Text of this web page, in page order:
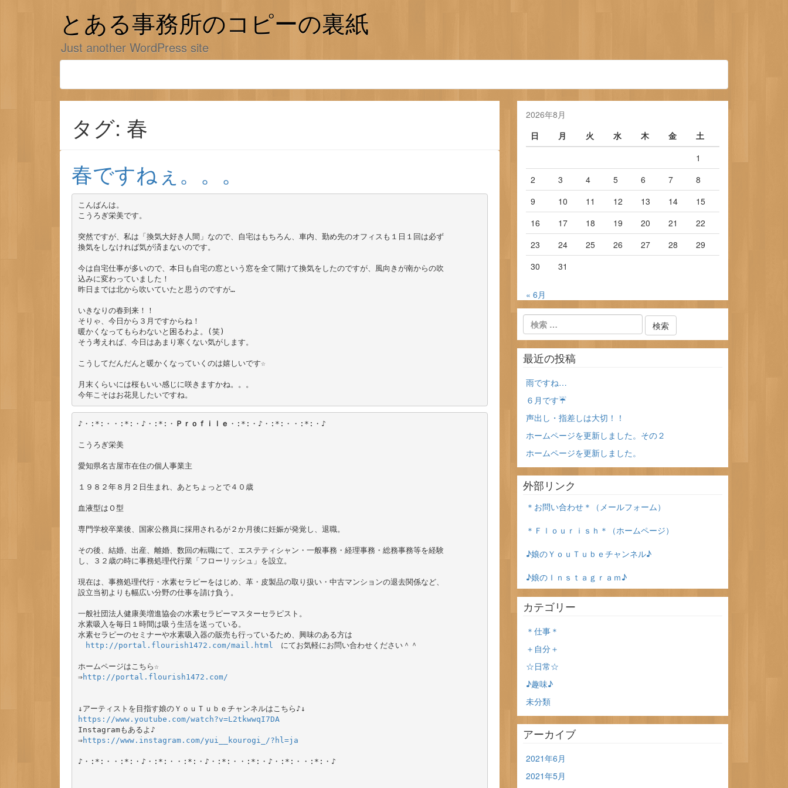
とある事務所のコピーの裏紙
Just another WordPress site
タグ: 春
春ですねぇ。。。
こんばんは。
こうろぎ栄美です。
突然ですが、私は「換気大好き人間」なので、自宅はもちろん、車内、勤め先のオフィスも１日１回は必ず
換気をしなければ気が済まないのです。
今は自宅仕事が多いので、本日も自宅の窓という窓を全て開けて換気をしたのですが、風向きが南からの吹
込みに変わっていました！
昨日までは北から吹いていたと思うのですが…
いきなりの春到来！！
そりゃ、今日から３月ですからね！
暖かくなってもらわないと困るわよ。(笑)
そう考えれば、今日はあまり寒くない気がします。
こうしてだんだんと暖かくなっていくのは嬉しいです☆
月末くらいには桜もいい感じに咲きますかね。。。
今年こそはお花見したいですね。
♪・:*:・・:*:・♪・:*:・ Ｐｒｏｆｉｌｅ ・:*:・♪・:*:・・:*:・♪
こうろぎ栄美
愛知県名古屋市在住の個人事業主
１９８２年８月２日生まれ、あとちょっとで４０歳
血液型はＯ型
専門学校卒業後、国家公務員に採用されるが２か月後に妊娠が発覚し、退職。
その後、結婚、出産、離婚、数回の転職にて、エステティシャン・一般事務・経理事務・総務事務等を経験
し、３２歳の時に事務処理代行業「フローリッシュ」を設立。
現在は、事務処理代行・水素セラピーをはじめ、革・皮製品の取り扱い・中古マンションの退去関係など、
設立当初よりも幅広い分野の仕事を請け負う。
一般社団法人健康美増進協会の水素セラピーマスターセラピスト。
水素吸入を毎日１時間は吸う生活を送っている。
水素セラピーのセミナーや水素吸入器の販売も行っているため、興味のある方は
http://portal.flourish1472.com/mail.html
にてお気軽にお問い合わせください＾＾
ホームページはこちら☆
⇒http://portal.flourish1472.com/
https://www.youtube.com/watch?v=L2tkwwqI7DA
Instagramもあるよ♪
⇒https://www.instagram.com/yui__kourogi_/?hl=ja
♪・:*:・・:*:・♪・:*:・・:*:・♪・:*:・・:*:・♪・:*:・・:*:・♪
2026年8月
日
月 火 水 木 金
土
1
2
3 4 5 6 7
8
9
10 11 12 13 14
15
16
17 18 19 20 21
22
23
24 25 26 27 28
29
30
31
« 6月
最近の投稿
雨ですね…
６月です☔
声出し・指差しは大切！！
ホームページを更新しました。その２
ホームページを更新しました。
外部リンク
＊お問い合わせ＊（メールフォーム）
＊Ｆｌｏｕｒｉｓｈ＊（ホームページ）
♪娘のＹｏｕＴｕｂｅチャンネル♪
♪娘のＩｎｓｔａｇｒａｍ♪
カテゴリー
＊仕事＊
＋自分＋
☆日常☆
♪趣味♪
未分類
アーカイブ
2021年6月
2021年5月